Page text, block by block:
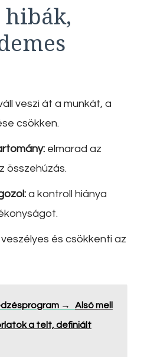
veszi át a munkát, a
csökken.
elmarad az
összehúzás.
a kontroll hiánya
veszélyes és csökkenti az
→ Alsó mell
a telt, definiált